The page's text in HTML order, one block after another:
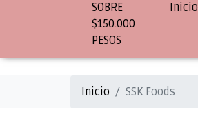
SOBRE
$150.000
PESOS
Inicio
Inicio SSK Foods